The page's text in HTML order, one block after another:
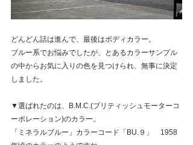
どんどん話は進んで、最後はボディカラー。
ブルー系でお悩みでしたが、とあるカラーサンプル
の中からお気に入りの色を見つけられ、無事に決定
しました。
▼選ばれたのは、B.M.C.(ブリティッシュモーターコ
ーポレーション)のカラー。
「ミネラルブルー」カラーコード「BU.９」　1958